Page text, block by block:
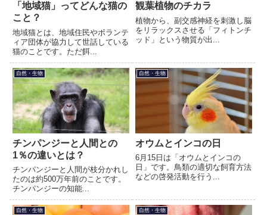
「地域猫」ってどんな猫の
こと？
地域猫とは、地域住民やボランテ
ィア団体が協力して世話している
猫のことです。ただ餌...
観葉植物のチカラ
植物から、副交感神経を刺激し脳
をリラックスさせる「フィトンチ
ッド」という物質が出...
自然・生物
チンパンジーと人間との
1％の違いとは？
チンパンジーと人間が枝分かれし
たのは約500万年前のことです。
チンパンジーの知能...
自然・生物
オウムとインコの日
6月15日は「オウムとインコの
日」です。鳥類の適切な飼育方法
などの啓発活動を行う...
自然・生物 自然・生物